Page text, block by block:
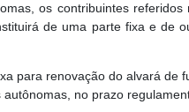
os contribuintes
de uma parte fixa e de
para renovação do alvará de
no prazo